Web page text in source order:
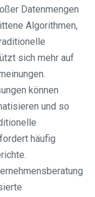
Datenmengen
Algorithmen,
sich mehr auf
können
und so
häufig